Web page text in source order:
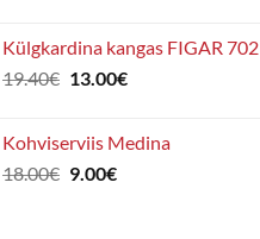
19.40€.13.00€.
Külgkardina kangas FIGAR 702
19.40€ Algne
19.40€.
13.00€Praegune
13.00€.
Kohviserviis Medina
18.00€ Algne
9.00€Praegune